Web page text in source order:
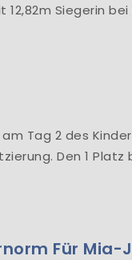
Learn More
12,82m Siegerin
Tag 2 des
Den 1
Für Mia-